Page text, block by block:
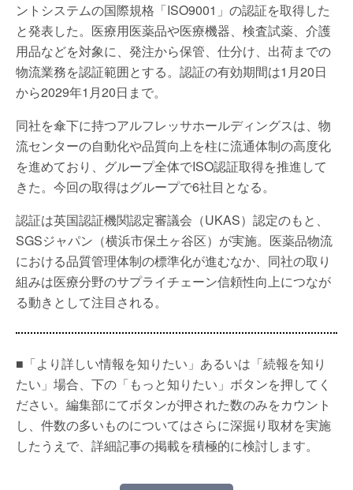
ントシステムの国際規格「ISO9001」の認証を取得した
と発表した。医療用医薬品や医療機器、検査試薬、介護
用品などを対象に、発注から保管、仕分け、出荷までの
物流業務を認証範囲とする。認証の有効期間は1月20日
から2029年1月20日まで。
同社を傘下に持つアルフレッサホールディングスは、物
流センターの自動化や品質向上を柱に流通体制の高度化
を進めており、グループ全体でISO認証取得を推進して
きた。今回の取得はグループで6社目となる。
認証は英国認証機関認定審議会（UKAS）認定のもと、
SGSジャパン（横浜市保土ヶ谷区）が実施。医薬品物流
における品質管理体制の標準化が進むなか、同社の取り
組みは医療分野のサプライチェーン信頼性向上につなが
る動きとして注目される。
■「より詳しい情報を知りたい」あるいは「続報を知り
たい」場合、下の「もっと知りたい」ボタンを押してく
ださい。編集部にてボタンが押された数のみをカウント
し、件数の多いものについてはさらに深掘り取材を実施
したうえで、詳細記事の掲載を積極的に検討します。